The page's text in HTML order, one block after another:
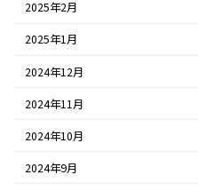
2025年2月
2025年1月
2024年12月
2024年11月
2024年10月
2024年9月